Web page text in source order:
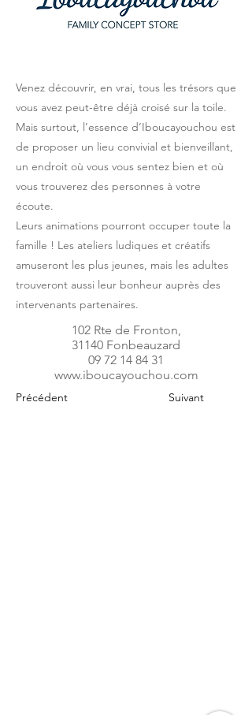
Venez découvrir, en vrai, tous les trésors que
vous avez peut-être déjà croisé sur la toile.
Mais surtout, l’essence d’Iboucayouchou est
de proposer un lieu convivial et bienveillant,
un endroit où vous vous sentez bien et où
vous trouverez des personnes à votre
écoute.
Leurs animations pourront occuper toute la
famille ! Les ateliers ludiques et créatifs
amuseront les plus jeunes, mais les adultes
trouveront aussi leur bonheur auprès des
intervenants partenaires.
102 Rte de Fronton,
31140 Fonbeauzard
09 72 14 84 31
www.iboucayouchou.com
Précédent Suivant